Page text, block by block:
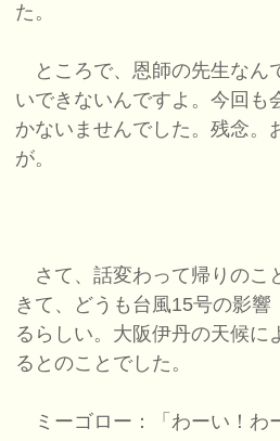
た。
ところで、恩師の先生なん
いできないんですよ。今回も
かないませんでした。残念。
が。
さて、話変わって帰りのこ
きて、どうも台風15号の影響
るらしい。大阪伊丹の天候に
るとのことでした。
ミーゴロー：「わーい！わ